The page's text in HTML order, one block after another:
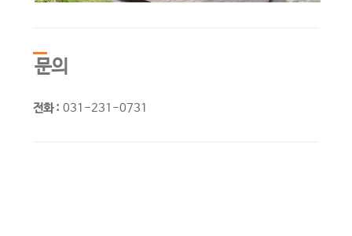
문의
전화 : 031-231-0731